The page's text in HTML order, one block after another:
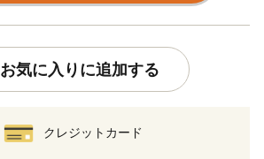
お気に入りに追加する
クレジットカード